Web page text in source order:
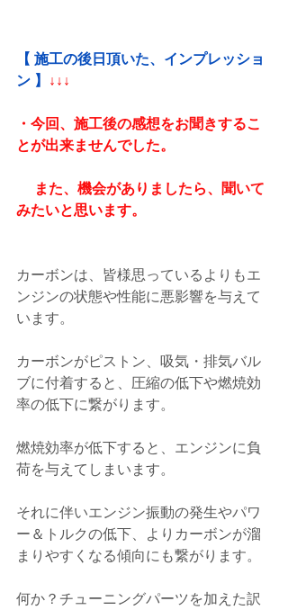
【 施工の後日頂いた、インプレッショ
ン 】
↓↓↓
・今回、施工後の感想をお聞きするこ
とが出来ませんでした。
また、機会がありましたら、聞いて
みたいと思います。
カーボンは、皆様思っているよりもエ
ンジンの状態や性能に悪影響を与えて
います。
カーボンがピストン、吸気・排気バル
ブに付着すると、圧縮の低下や燃焼効
率の低下に繋がります。
燃焼効率が低下すると、エンジンに負
荷を与えてしまいます。
それに伴いエンジン振動の発生やパワ
ー＆トルクの低下、よりカーボンが溜
まりやすくなる傾向にも繋がります。
何か？チューニングパーツを加えた訳